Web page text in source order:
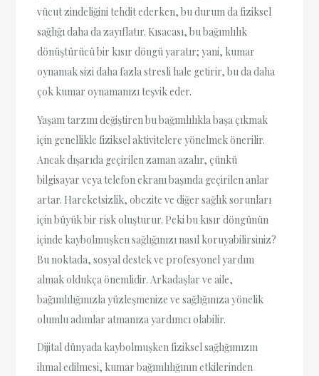
vücut zindeliğini tehdit ederken, bu durum da fiziksel
sağlığı daha da zayıflatır. Kısacası, bu bağımlılık
dönüştürücü bir kısır döngü yaratır; yani, kumar
oynamak sizi daha fazla stresli hale getirir, bu da daha
çok kumar oynamanızı teşvik eder.
Yaşam tarzını değiştiren bu bağımlılıkla başa çıkmak
için genellikle fiziksel aktivitelere yönelmek önerilir.
Ancak dışarıda geçirilen zaman azalır, çünkü
bilgisayar veya telefon ekranı başında geçirilen anlar
artar. Hareketsizlik, obezite ve diğer sağlık sorunları
için büyük bir risk oluşturur. Peki bu kısır döngünün
içinde kaybolmuşken sağlığınızı nasıl koruyabilirsiniz?
Bu noktada, sosyal destek ve profesyonel yardım
almak oldukça önemlidir. Arkadaşlar ve aile,
bağımlılığınızla yüzleşmenize ve sağlığınıza yönelik
olumlu adımlar atmanıza yardımcı olabilir.
Dijital dünyada kaybolmuşken fiziksel sağlığımızın
ihmal edilmesi, kumar bağımlılığının etkilerinden